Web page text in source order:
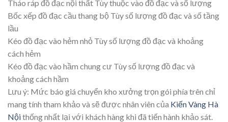
Tháo ráp đồ đạc nội thất Tùy thuộc vào đồ đạc và số lượng
Bốc xếp đồ đạc cầu thang bộ Tùy số lượng đồ đạc và số tầng
lầu
Kéo đồ đạc vào hẻm nhỏ Tùy số lượng đồ đạc và khoảng
cách hẻm
Kéo đồ đạc vào hầm chung cư Tùy số lượng đồ đạc và
khoảng cách hầm
Lưu ý: Mức báo giá chuyển kho xưởng trọn gói phía trên chỉ
mang tính tham khảo và sẽ được nhân viên của Kiến Vàng Hà
Nộithống nhất lại với khách hàng khi đã tiến hành khảo sát.